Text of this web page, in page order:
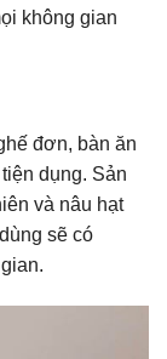
không gian
đơn, bàn ăn
dụng. Sản
và nâu hạt
sẽ có